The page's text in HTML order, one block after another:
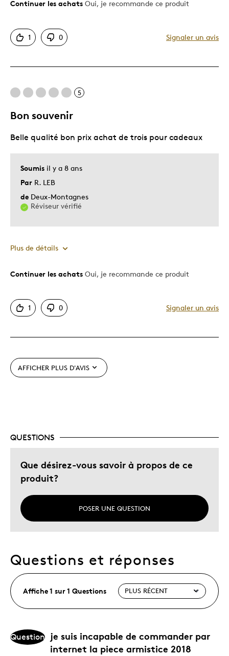
Le pour
Motif attrayant
Unique en son genre
Les meilleures utilisations
Collection familiale
Décrivez-vous
Collection troisième génération axée
histoire
Continuer les achats Oui, je recommande ce produit
1 0 Signaler un avis
5
Bon souvenir
Soumis il y a 8 ans
Par R. LEB
de Deux-Montagnes
Réviseur vérifié
Belle qualité bon prix achat de trois pour cadeaux
Plus de détails
Le pour
Motif attrayant
Unique en son genre
Les meilleures utilisations
Continuer les achats Oui, je recommande ce produit
1 0 Signaler un avis
AFFICHER PLUS D'AVIS
QUESTIONS
Que désirez-vous savoir à propos de ce
produit?
POSER UNE QUESTION
Questions et réponses
Affiche 1 sur 1 Questions
Question je suis incapable de commander par
internet la piece armistice 2018